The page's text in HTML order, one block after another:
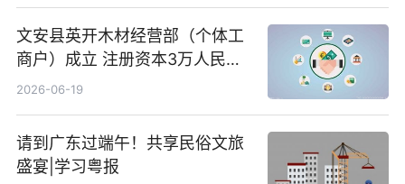
文安县英开木材经营部（个体工
商户）成立 注册资本3万人民币
新要闻
2026-06-19
请到广东过端午！共享民俗文旅
盛宴|学习粤报